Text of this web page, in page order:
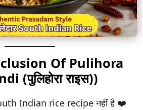
Of Pulihora
(पुलिहोरा राइस))
Indian rice recipe नहीं है ❤️